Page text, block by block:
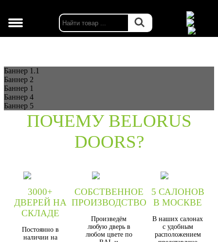
Баннер 1.1
Баннер 2
Баннер 1
Баннер 4
Баннер 5
ПОЧЕМУ BELORUS
DOORS?
3000+
ДВЕРЕЙ НА
СКЛАДЕ
Постоянно в
наличии на
СОБСТВЕННОЕ
ПРОИЗВОДСТВО
Произведём
любую дверь в
любом цвете по
5 САЛОНОВ
В МОСКВЕ
В наших салонах
с удобным
расположением